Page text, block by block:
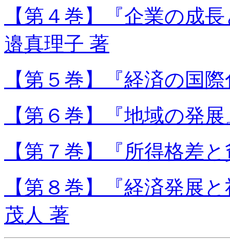
【第４巻】『企業の成
邉真理子 著
【第５巻】『経済の国
【第６巻】『地域の発
【第７巻】『所得格差
【第８巻】『経済発展
茂人 著